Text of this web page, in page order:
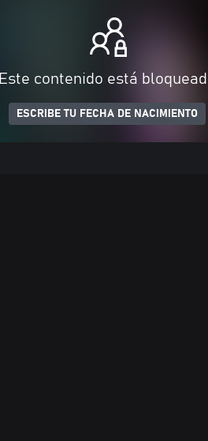
Este contenido está
ESCRIBE TU FECHA DE NACIMIENTO